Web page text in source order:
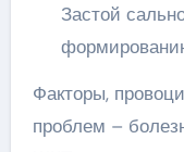
Застой
Факторы,
проблем –